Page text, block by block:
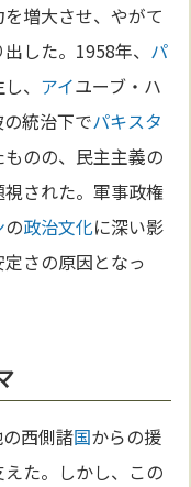
増大させ、やがて
した。1958年、 パ
、 アイユーブ・ハ
統治下でパキスタ
のの、民主主義の
された。軍事政権
の政治文化に深い影
定さの原因となっ
西側諸国からの援
た。しかし、この